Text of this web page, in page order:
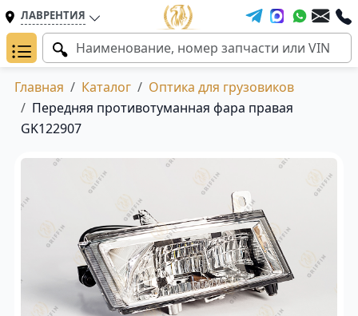
ЛАВРЕНТИЯ
Главная Каталог
Оптика для грузовиков
Передняя противотуманная фара правая
GK122907